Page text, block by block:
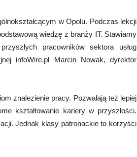
w Opolu. Podczas lekcji
wiedzę z branży IT. Stawiamy
pracowników sektora usług
infoWire.pl Marcin Nowak, dyrektor
znalezienie pracy. Pozwalają też lepiej
kształtowanie kariery w przyszłości.
Jednak klasy patronackie to korzyści